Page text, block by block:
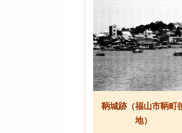
鞆城跡（福山市鞆町
地）